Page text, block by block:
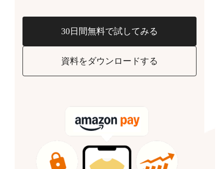
30日間無料で試してみる
資料をダウンロードする